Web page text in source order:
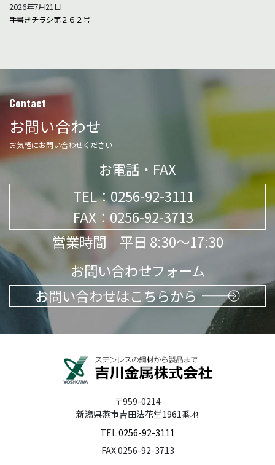
手書きチラシ第２６２号
2026年7月21日
Contact
お問い合わせ
お気軽にお問い合わせください
お電話・FAX
TEL：0256-92-3111
FAX：0256-92-3713
営業時間 平日 8:30～17:30
お問い合わせフォーム
お問い合わせはこちらから
〒959-0214
新潟県燕市吉田法花堂1961番地
TEL 0256-92-3111
FAX 0256-92-3713